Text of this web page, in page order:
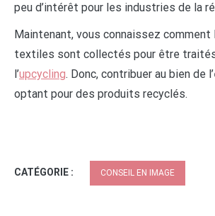
peu d’intérêt pour les industries de la
Maintenant, vous connaissez
textiles sont collectés pour être
l’upcycling. Donc, contribuer au bien de
optant pour des produits recyclés.
CATÉGORIE : CONSEIL EN IMAGE